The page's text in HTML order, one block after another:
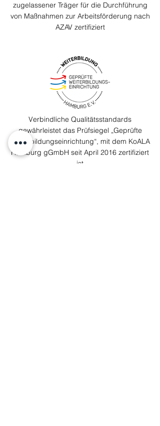
zugelassener Träger für die Durchführung
von Maßnahmen zur Arbeitsförderung nach
AZAV zertifiziert
Verbindliche Qualitäts­standards
gewährleistet das Prüfsiegel „Geprüfte
Weiterbildungseinrichtung“, mit dem KoALA
Hamburg gGmbH seit April 2016 zertifiziert
ist